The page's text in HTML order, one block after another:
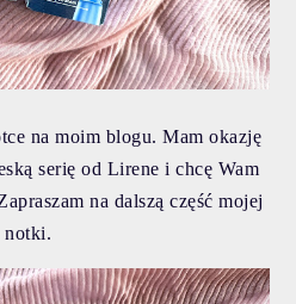
na moim blogu. Mam okazję
serię od Lirene i chcę Wam
na dalszą część mojej
notki.